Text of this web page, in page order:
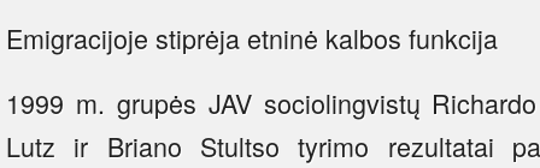
Emigracijoje stiprėja etninė kalbos funkcija
1999 m. grupės JAV sociolingvistų
Lutz ir Briano Stultso tyrimo rezultatai